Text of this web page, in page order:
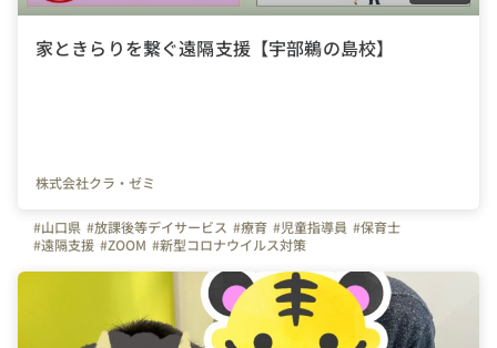
家ときらりを繋ぐ遠隔支援【宇部鵜の島校】
株式会社クラ・ゼミ
#山口県 #放課後等デイサービス #療育 #児童指導員 #保育士
#遠隔支援 #ZOOM #新型コロナウイルス対策